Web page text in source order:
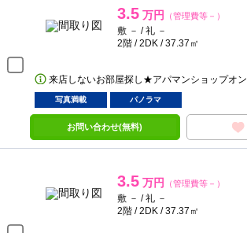
3.5 万円 （管理費等－）
敷 － / 礼 －
2階 / 2DK / 37.37㎡
来店しないお部屋探し★アパマンショップオ
写真満載 パノラマ
お問い合わせ(無料)
3.5 万円 （管理費等－）
敷 － / 礼 －
2階 / 2DK / 37.37㎡